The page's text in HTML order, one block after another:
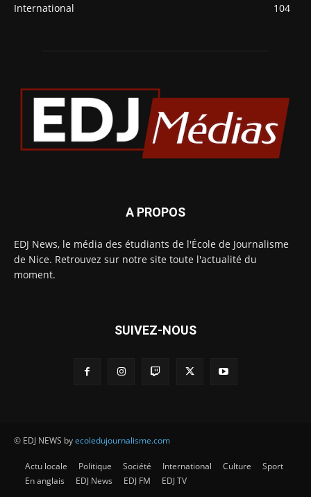
International
104
A PROPOS
EDJ News, le média des étudiants de l'École de Journalisme
de Nice. Retrouvez sur notre site toute l'actualité du
moment.
SUIVEZ-NOUS
© EDJ NEWS byecoledujournalisme.com
Actu locale Politique Société International Culture
Sport
En anglais
EDJ News EDJ FM EDJ TV